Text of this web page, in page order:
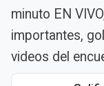
minuto EN
importantes,
videos del